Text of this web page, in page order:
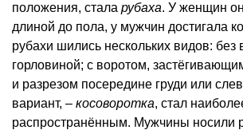
положения, стала рубаха. У женщин
длиной до пола, у мужчин достигала
рубахи шились нескольких видов: без
горловиной; с воротом,
и разрезом посередине груди или
вариант, – косоворотка, стал
распространённым. Мужчины носили